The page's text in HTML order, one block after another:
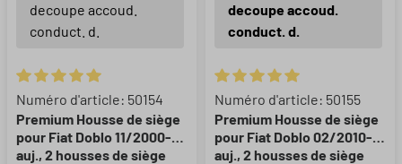
decoupe accoud.
conduct. d.
Note moyenne de 5 sur 5 étoiles
Numéro d'article: 50154
Premium Housse de siège
pour Fiat Doblo 11/2000-
auj., 2 housses de siège
decoupe accoud.
conduct. d.
Note moyenne de 5 sur 5
Numéro d'article: 50155
Premium Housse de siège
pour Fiat Doblo 02/2010-
auj., 2 housses de siège